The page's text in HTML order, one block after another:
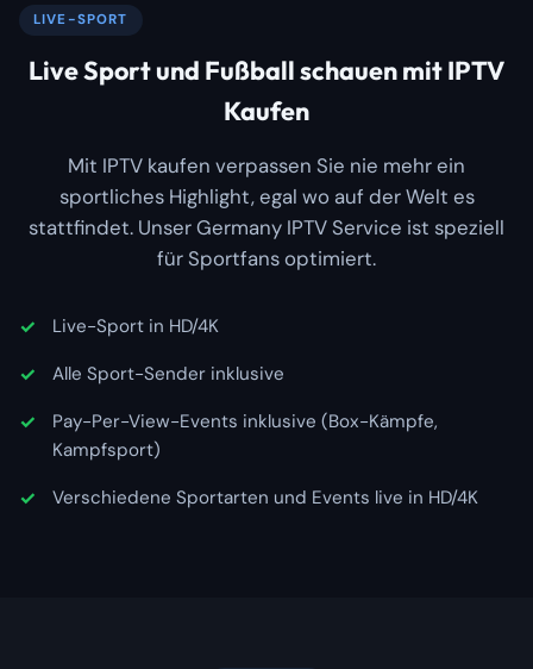
LIVE-SPORT
Live Sport und Fußball schauen mit IPTV
Kaufen
Mit IPTV kaufen verpassen Sie nie mehr ein
sportliches Highlight, egal wo auf der Welt es
stattfindet. Unser Germany IPTV Service ist speziell
für Sportfans optimiert.
Live-Sport in HD/4K
Alle Sport-Sender inklusive
Pay-Per-View-Events inklusive (Box-Kämpfe,
Kampfsport)
Verschiedene Sportarten und Events live in HD/4K